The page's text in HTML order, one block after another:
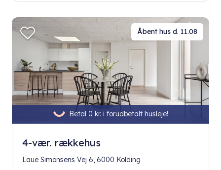
Betal 0 kr. i forudbetalt husleje!
Åbent hus d. 11.08
4-vær. rækkehus
Laue Simonsens Vej 6, 6000 Kolding